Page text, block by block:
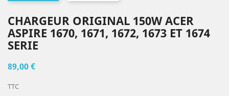
CHARGEUR ORIGINAL 150W ACER
ASPIRE 1670, 1671, 1672, 1673 ET 1674
SERIE
89,00 €
TTC